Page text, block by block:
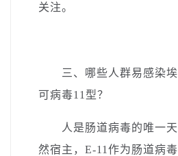
关注。
三、­
哪些人群易感染埃
可病毒11型？
人是肠道病毒的唯一天
然宿主，E-11作为肠道病毒